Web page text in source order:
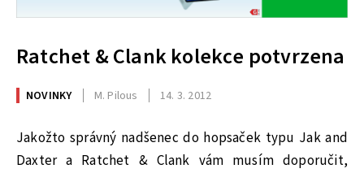
Ratchet & Clank kolekce potvrzena
NOVINKY M. Pilous 14. 3. 2012
Jakožto správný nadšenec do hopsaček typu Jak and
Daxter a Ratchet & Clank vám musím doporučit,